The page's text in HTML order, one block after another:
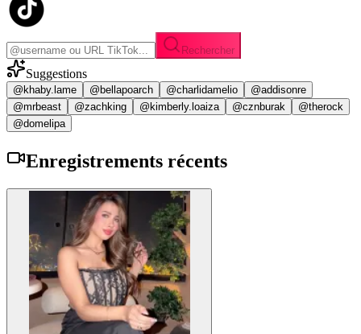
Rechercher
Suggestions
@khaby.lame @bellapoarch @charlidamelio
@addisonre
@mrbeast
@zachking @kimberly.loaiza @cznburak
@therock
@domelipa
Enregistrements récents